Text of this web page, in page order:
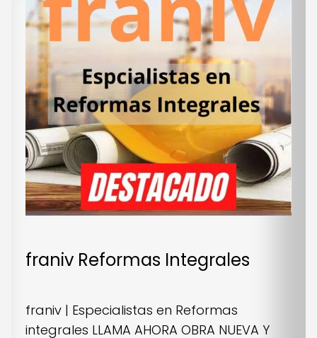
franiv Reformas Integrales
franiv | Especialistas en Reformas
integrales LLAMA AHORA OBRA NUEVA Y